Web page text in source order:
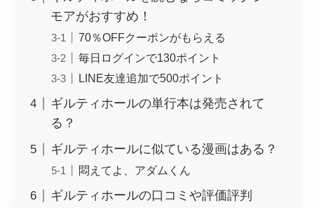
モアがおすすめ！
70％OFFクーポンがもらえる
毎日ログインで130ポイント
LINE友達追加で500ポイント
ギルティホールの単行本は発売されて
る？
ギルティホールに似ている漫画はある？
悶えてよ、アダムくん
ギルティホールの口コミや評価評判